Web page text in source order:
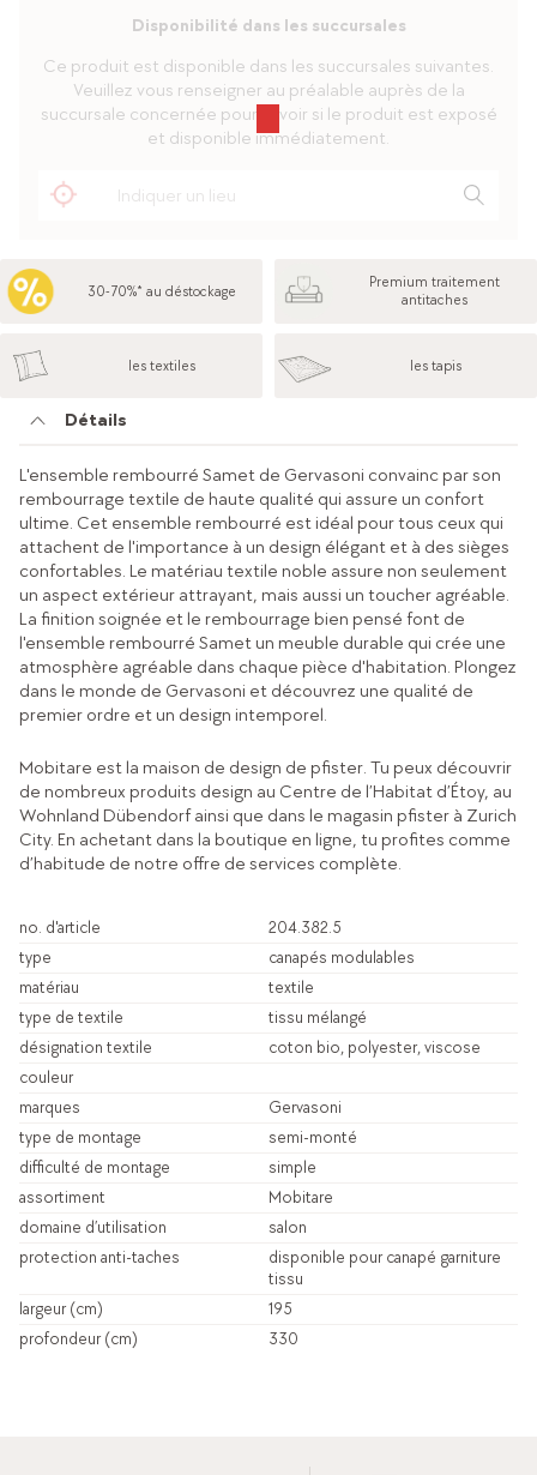
Disponibilité dans les succursales
Ce produit est disponible dans les succursales suivantes.
Veuillez vous renseigner au préalable auprès de la
succursale concernée pour savoir si le produit est exposé
et disponible immédiatement.
30-70%* au déstockage
Premium traitement
antitaches
les textiles les tapis
Détails
L'ensemble rembourré Samet de Gervasoni convainc par son
rembourrage textile de haute qualité qui assure un confort
ultime. Cet ensemble rembourré est idéal pour tous ceux qui
attachent de l'importance à un design élégant et à des sièges
confortables. Le matériau textile noble assure non seulement
un aspect extérieur attrayant, mais aussi un toucher agréable.
La finition soignée et le rembourrage bien pensé font de
l'ensemble rembourré Samet un meuble durable qui crée une
atmosphère agréable dans chaque pièce d'habitation. Plongez
dans le monde de Gervasoni et découvrez une qualité de
premier ordre et un design intemporel.
Mobitare est la maison de design de pfister. Tu peux découvrir
de nombreux produits design au Centre de l’Habitat d’Étoy, au
Wohnland Dübendorf ainsi que dans le magasin pfister à Zurich
City. En achetant dans la boutique en ligne, tu profites comme
d’habitude de notre offre de services complète.
no. d'article
204.382.5
type
canapés modulables
matériau
textile
type de textile
tissu mélangé
désignation textile
coton bio, polyester, viscose
couleur
marques
Gervasoni
type de montage
semi-monté
difficulté de montage
simple
assortiment
Mobitare
domaine d’utilisation
salon
protection anti-taches
disponible pour canapé garniture
tissu
largeur (cm)
195
profondeur (cm)
330